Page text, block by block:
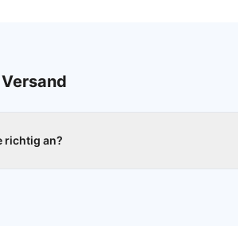
richtig an?